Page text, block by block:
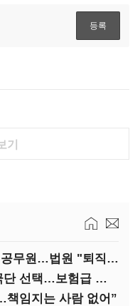
기
퇴직 후 형사처벌 받은 고위 공무원…법원 "퇴직수당 환수는 부당"
대법 “교통사고 후 우울증 극단 선택…보험급 지급해야”
책임지는 사람 없어”